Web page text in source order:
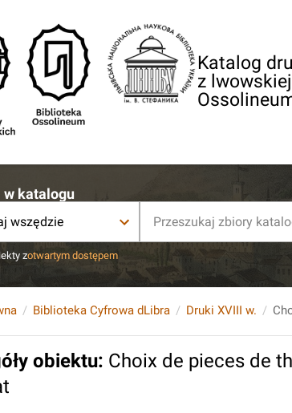
Katalog
z
w katalogu
wszędzie
zotwartym dostępem
Biblioteka Cyfrowa dLibra Druki XVIII w.
obiektu: Choix de pieces de